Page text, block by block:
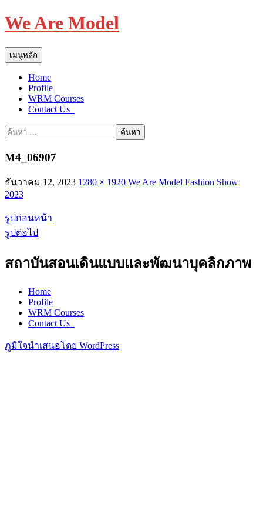
We Are Model
ค้นหา
เมนูหลัก
ยัง
เนื้อหา
Home
Profile
WRM Courses
Contact Us_
ค้นหา
M4_06907
ธันวาคม 12, 2023 1280 × 1920 We Are Model Fashion Show
2023
รูปก่อนหน้า
รูปต่อไป
สถาบันสอนเดินแบบและพัฒนาบุคลิกภาพ
Home
Profile
WRM Courses
Contact Us_
ภูมิใจนำเสนอโดย WordPress